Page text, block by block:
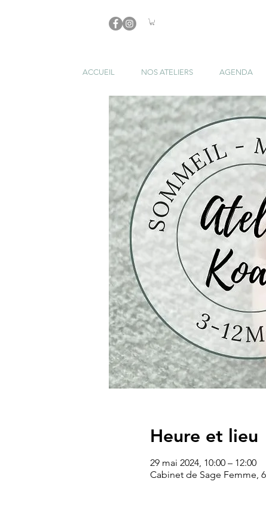
ACCUEIL NOS ATELIERS AGENDA
Heure et lieu
29 mai 2024, 10:00 – 12:00
Cabinet de Sage Femme,